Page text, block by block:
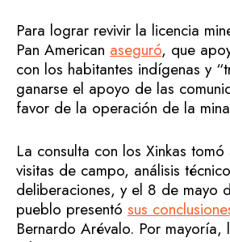
Para lograr revivir la licencia
Pan American aseguró, que
con los habitantes indígenas y
ganarse el apoyo de las
favor de la operación de la
La consulta con los Xinkas
visitas de campo, análisis
deliberaciones, y el 8 de mayo
pueblo presentó sus
Bernardo Arévalo. Por